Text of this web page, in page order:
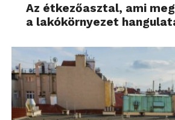
Az étkezőasztal, ami
a lakókörnyezet